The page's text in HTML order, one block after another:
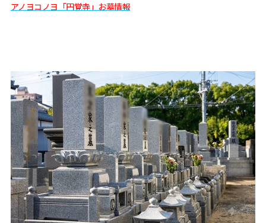
アノヨコノヨ「円覚寺」お墓情報